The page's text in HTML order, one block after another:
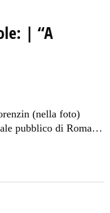
| “A
(nella foto)
pubblico di Roma. E